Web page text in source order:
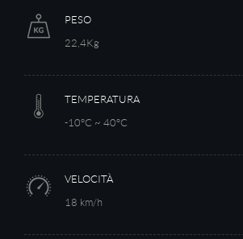
PESO
22,4Kg
TEMPERATURA
-10°C ~ 40°C
VELOCITÀ
18 km/h